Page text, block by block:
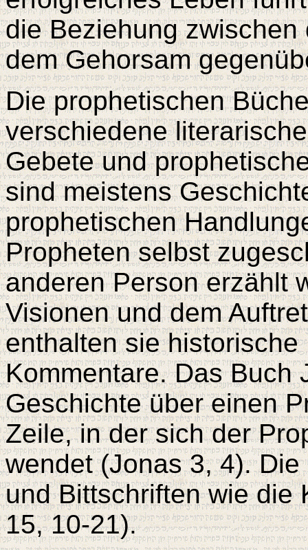
die Beziehung
dem Gehorsam
Die prophetischen
verschiedene
Gebete und
sind meistens
prophetischen
Propheten selbst
anderen Person erzählt
Visionen und dem
enthalten sie
Kommentare. Das Buch
Geschichte über einen
Zeile, in der sich der
wendet (Jonas 3, 4).
und Bittschriften wie die
15, 10-21).